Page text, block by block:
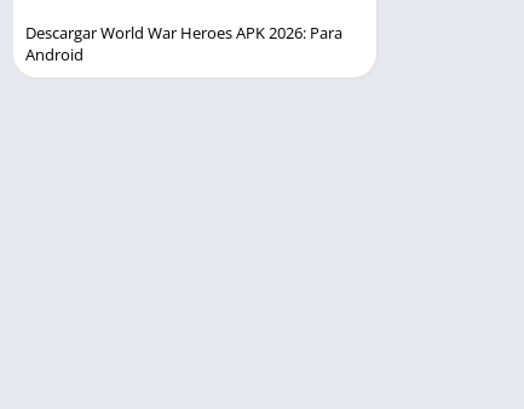
Descargar World War Heroes APK 2026: Para
Android